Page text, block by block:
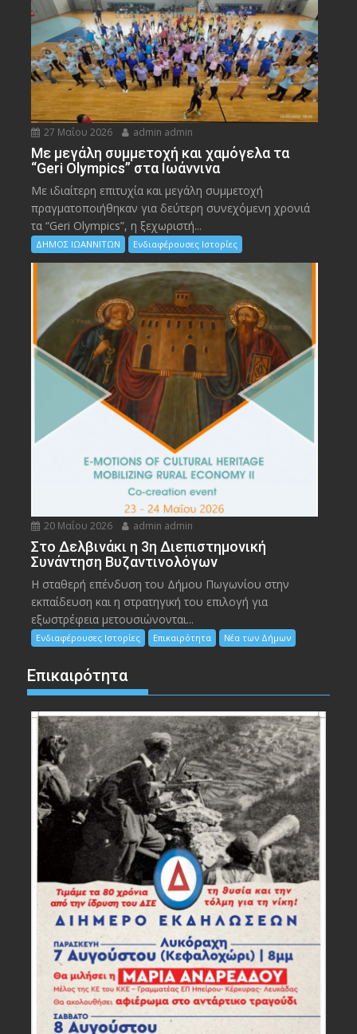
27 Μαΐου 2026 admin admin
Με μεγάλη συμμετοχή και χαμόγελα τα
“Geri Olympics” στα Ιωάννινα
Με ιδιαίτερη επιτυχία και μεγάλη συμμετοχή
πραγματοποιήθηκαν για δεύτερη συνεχόμενη χρονιά
τα “Geri Olympics”, η ξεχωριστή...
ΔΗΜΟΣ ΙΩΑΝΝΙΤΩΝ Ενδιαφέρουσες Ιστορίες
20 Μαΐου 2026 admin admin
Στο Δελβινάκι η 3η Διεπιστημονική
Συνάντηση Βυζαντινολόγων
Η σταθερή επένδυση του Δήμου Πωγωνίου στην
εκπαίδευση και η στρατηγική του επιλογή για
εξωστρέφεια μετουσιώνονται...
Ενδιαφέρουσες Ιστορίες Επικαιρότητα Νέα των Δήμων
Επικαιρότητα